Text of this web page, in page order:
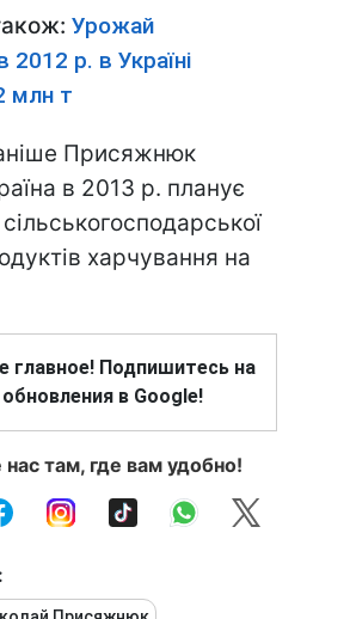
Урожай
2012 р. в Україні
млн т
Присяжнюк
в 2013 р. планує
харчування на
главное! Подпишитесь на
в Google!
там, где вам удобно!